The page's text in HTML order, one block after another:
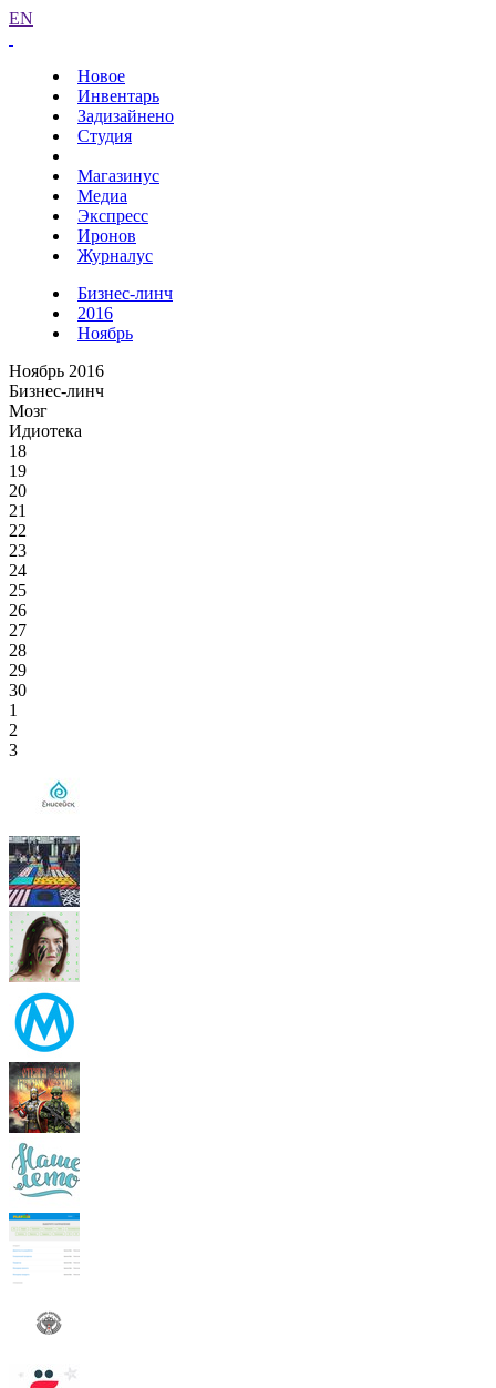
EN
Новое
Инвентарь
Задизайнено
Студия
Магазинус
Медиа
Экспресс
Иронов
Журналус
Бизнес-линч
2016
Ноябрь
Ноябрь 2016
Бизнес-линч
Мозг
Идиотека
18
19
20
21
22
23
24
25
26
27
28
29
30
1
2
3